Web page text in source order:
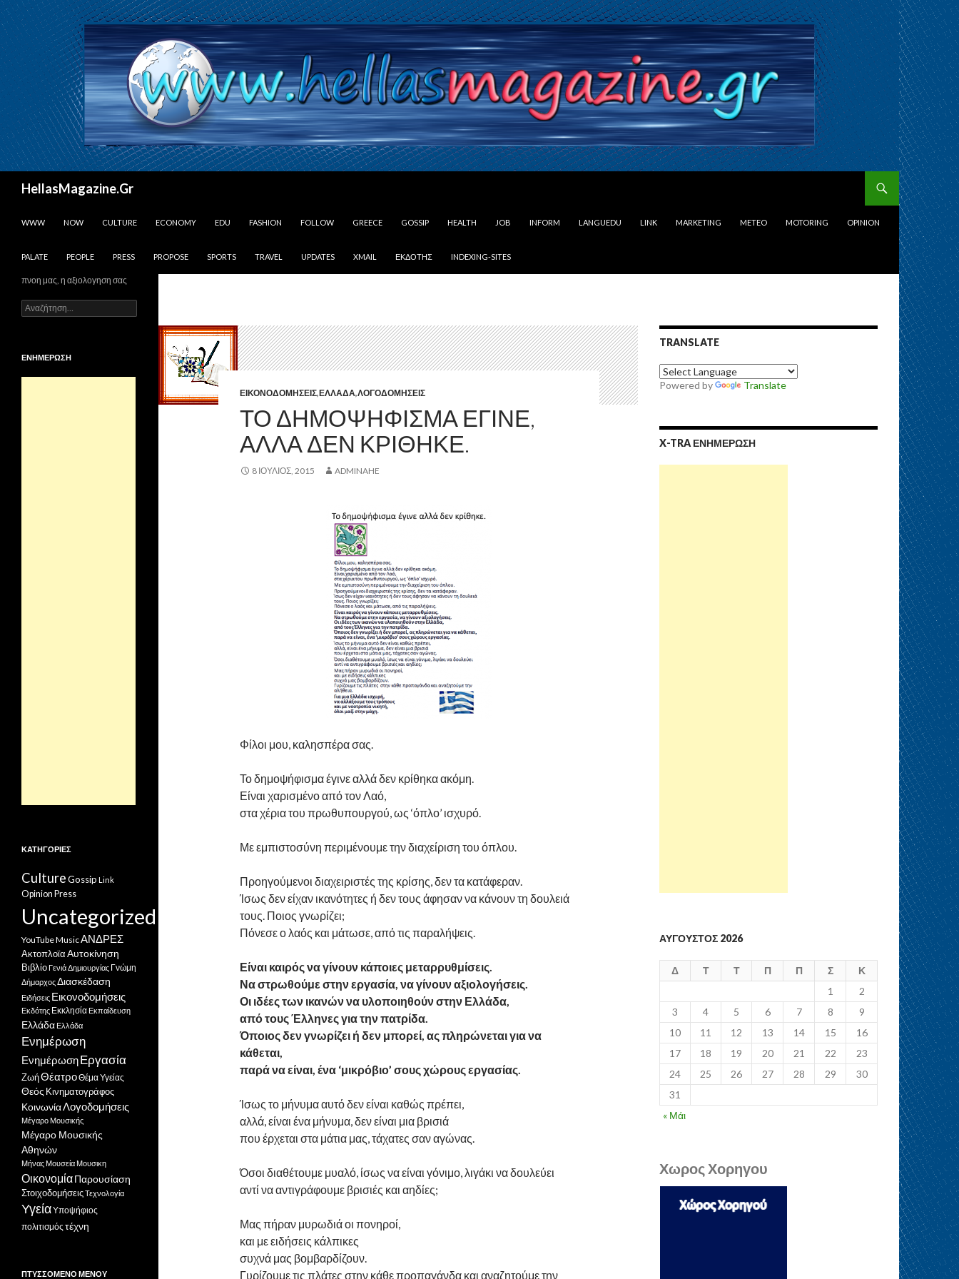
HellasMagazine.Gr
WWW
NOW CULTURE ECONOMY EDU FASHION FOLLOW GREECE GOSSIP HEALTH JOB INFORM LANGUEDU LINK MARKETING METEO MOTORING OPINION
PALATE PEOPLE PRESS PROPOSE SPORTS TRAVEL UPDATES XMAIL ΕΚΔΌΤΗΣ INDEXING-SITES
ΕΙΚΟΝΟΔΟΜΉΣΕΙΣ,ΕΛΛΆΔΑ,ΛΟΓΟΔΟΜΉΣΕΙΣ
ΤΟ ΔΗΜΟΨΉΦΙΣΜΑ ΈΓΙΝΕ,
ΑΛΛΆ ΔΕΝ ΚΡΊΘΗΚΕ.
8 ΙΟΎΛΙΟΣ, 2015 ADMINAHE
Φίλοι μου, καλησπέρα σας.
Το δημοψήφισμα έγινε αλλά δεν κρίθηκα ακόμη.
Είναι χαρισμένο από τον Λαό,
στα χέρια του πρωθυπουργού, ως ‘όπλο’ ισχυρό.
Με εμπιστοσύνη περιμένουμε την διαχείριση του όπλου.
Προηγούμενοι διαχειριστές της κρίσης, δεν τα κατάφεραν.
Ίσως δεν είχαν ικανότητες ή δεν τους άφησαν να κάνουν τη δουλειά
τους. Ποιος γνωρίζει;
Πόνεσε ο λαός και μάτωσε, από τις παραλήψεις.
Είναι καιρόςνα γίνουν κάποιες μεταρρυθμίσεις.
Να στρωθούμε στην εργασία, να γίνουν αξιολογήσεις.
Οι ιδέες των ικανών να υλοποιηθούν στην Ελλάδα,
από τους Έλληνες για την πατρίδα.
Όποιος δεν γνωρίζει ή δεν μπορεί, ας πληρώνεται για να
κάθεται,
παρά να είναι, ένα ‘μικρόβιο’ σους χώρους εργασίας.
Ίσως το μήνυμα αυτό δεν είναι καθώς πρέπει,
αλλά, είναι ένα μήνυμα, δεν είναι μια βρισιά
που έρχεται στα μάτια μας, τάχατες σαν αγώνας.
Όσοι διαθέτουμε μυαλό, ίσως να είναι γόνιμο, λιγάκι να δουλεύει
αντί να αντιγράφουμε βρισιές και αηδίες;
Μας πήραν μυρωδιά οι πονηροί,
και με ειδήσεις κάλπικες
συχνά μας βομβαρδίζουν.
Γυρίζουμε τις πλάτες στην κάθε προπαγάνδα και αναζητούμε την
TRANSLATE
Powered by Translate
X-TRA ΕΝΗΜΕΡΩΣΗ
ΑΎΓΟΥΣΤΟΣ 2026
Δ Τ Τ Π Π Σ
Κ
1
2
3
4 5 6 7 8
9
10
11 12 13 14 15
16
17
18 19 20 21 22
23
24
25 26 27 28 29
30
31
« Μάι
Χωρος Χορηγου
πνοη μας, η αξιολογηση σας
Αναζήτηση
για:
ΕΝΗΜΕΡΩΣΗ
ΚΑΤΗΓΟΡΊΕΣ
CultureGossip Link
Opinion Press
Uncategorized
YouTube MusicΑΝΔΡΕΣ
ΑκτοπλοϊαΑυτοκίνηση
ΒιβλίοΓενιά Δημιουργίας Γνώμη
ΔήμαρχοςΔιασκέδαση
Ειδήσεις Εικονοδομήσεις
Εκδότης ΕκκλησίαΕκπαίδευση
ΕλλάδαΕλλάδα
Ενημέρωση
ΕνημέρωσηΕργασία
ΖωήΘέατροΘέμα Υγείας
Θεός Κινηματογράφος
ΚοινωνίαΛογοδομήσεις
Μέγαρο Μουσικής
Μέγαρο Μουσικής
Αθηνών
ΜήναςΜουσείαΜουσικη
ΟικονομίαΠαρουσίαση
ΣτοιχοδομήσειςΤεχνολογία
ΥγείαΥποψήφιος
πολιτισμός τέχνη
ΠΤΥΣΣΌΜΕΝΟ ΜΕΝΟΎ